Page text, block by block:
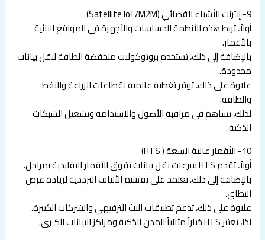
9- إنترنت الأشياء الفضائي (Satellite IoT/M2M)
أولاً، تربط هذه الأنظمة الحساسات والأجهزة في المواقع النائية
بالأقمار.
بالإضافة إلى ذلك، تستخدم بروتوكولات منخفضة الطاقة لنقل بيانات
محدودة.
علاوة على ذلك، توفر تغطية عالمية لقطاعات الزراعة والنفط
والطاقة.
لذلك، تساهم في مراقبة الأصول والاستدامة وتشغيل الشبكات
الذكية.
10- الأقمار عالية السعة ( HTS)
أولاً، تقدم HTS سرعات نقل بيانات تفوق الأقمار التقليدية بمراحل.
بالإضافة إلى ذلك، تعتمد على تقسيم الألياف الترددية لزيادة عرض
النطاق.
علاوة على ذلك، تدعم تطبيقات البث الترفيهي والشركات الكبيرة.
لذا، تعتبر HTS خياراً مثالياً للمدن الذكية ومراكز البيانات الكبرى.